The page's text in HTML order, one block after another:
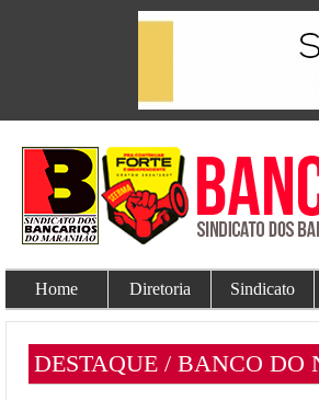
Home Diretoria Sindicato
DESTAQUE / BANCO DO